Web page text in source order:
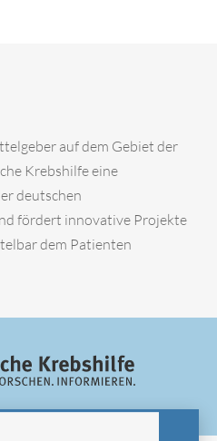
auf dem Gebiet der
Krebshilfe eine
deutschen
fördert innovative Projekte
dem Patienten